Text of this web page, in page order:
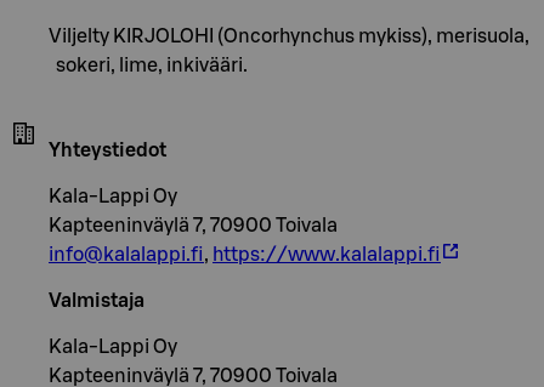
Viljelty KIRJOLOHI (Oncorhynchus mykiss), merisuola,
sokeri, lime, inkivääri.
Yhteystiedot
Kala-Lappi Oy
Kapteeninväylä 7, 70900 Toivala
info@kalalappi.fi, https://www.kalalappi.fi
Valmistaja
Kala-Lappi Oy
Kapteeninväylä 7, 70900 Toivala